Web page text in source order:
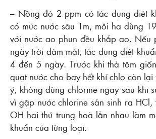
– Nồng độ 2 ppm có tác dụng diệt
có mức nước sâu 1m, mỗi ha dùng
với nước ao phun đều khắp ao. Nếu
ngày trời dâm mát, tác dụng diệt
4 đến 5 ngày. Trước khi thả tôm
quạt nước cho bay hết khí chlo còn lại
ý, không dùng chlorine ngay sau khi
vì gặp nước chlorine sản sinh ra HCl,
OH hai thứ trung hoà lẫn nhau làm
khuẩn của từng loại.